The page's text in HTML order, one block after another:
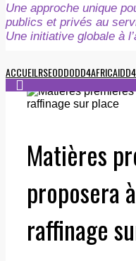
Une approche unique
publics et privés au
Une initiative globale à
ACCUEILRSEODDODD4AFRICA
Matières
proposera
raffinage